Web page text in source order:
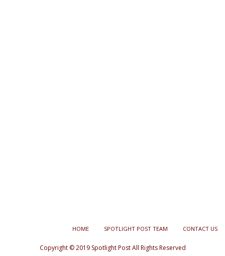
HOME SPOTLIGHT POST TEAM CONTACT US
Copyright © 2019 Spotlight Post All Rights Reserved